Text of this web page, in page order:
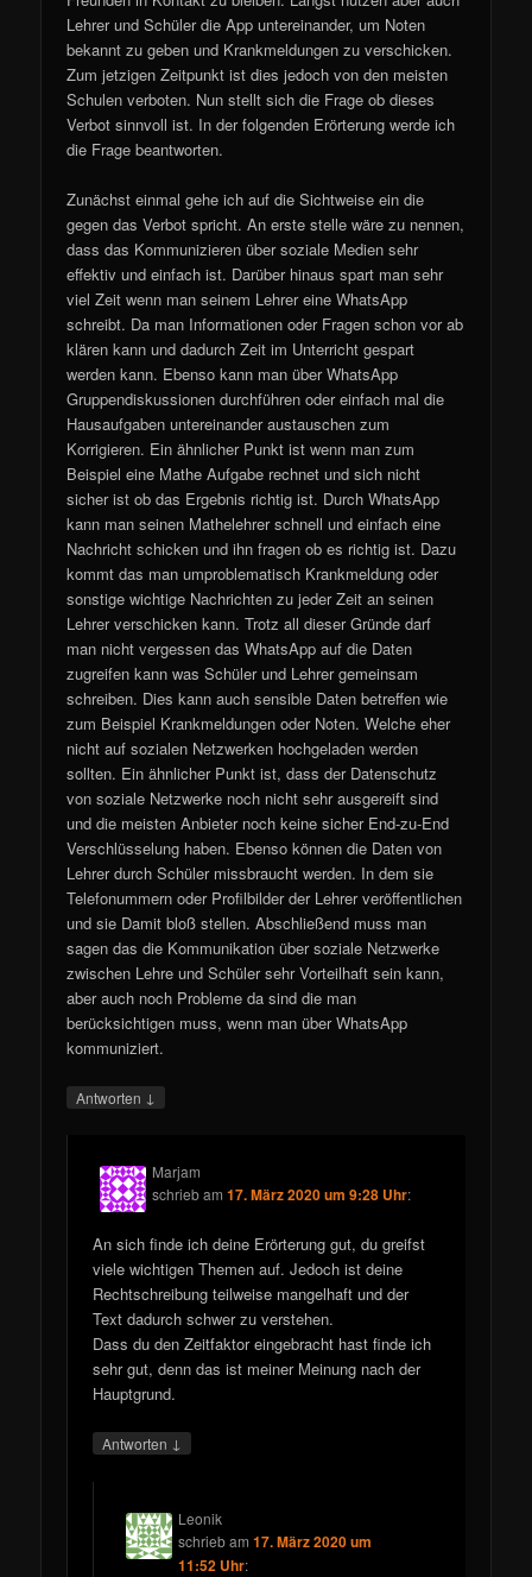
Lehrer und Schüler die App untereinander, um Noten
bekannt zu geben und Krankmeldungen zu verschicken.
Zum jetzigen Zeitpunkt ist dies jedoch von den meisten
Schulen verboten. Nun stellt sich die Frage ob dieses
Verbot sinnvoll ist. In der folgenden Erörterung werde ich
die Frage beantworten.
Zunächst einmal gehe ich auf die Sichtweise ein die
gegen das Verbot spricht. An erste stelle wäre zu nennen,
dass das Kommunizieren über soziale Medien sehr
effektiv und einfach ist. Darüber hinaus spart man sehr
viel Zeit wenn man seinem Lehrer eine WhatsApp
schreibt. Da man Informationen oder Fragen schon vor ab
klären kann und dadurch Zeit im Unterricht gespart
werden kann. Ebenso kann man über WhatsApp
Gruppendiskussionen durchführen oder einfach mal die
Hausaufgaben untereinander austauschen zum
Korrigieren. Ein ähnlicher Punkt ist wenn man zum
Beispiel eine Mathe Aufgabe rechnet und sich nicht
sicher ist ob das Ergebnis richtig ist. Durch WhatsApp
kann man seinen Mathelehrer schnell und einfach eine
Nachricht schicken und ihn fragen ob es richtig ist. Dazu
kommt das man umproblematisch Krankmeldung oder
sonstige wichtige Nachrichten zu jeder Zeit an seinen
Lehrer verschicken kann. Trotz all dieser Gründe darf
man nicht vergessen das WhatsApp auf die Daten
zugreifen kann was Schüler und Lehrer gemeinsam
schreiben. Dies kann auch sensible Daten betreffen wie
zum Beispiel Krankmeldungen oder Noten. Welche eher
nicht auf sozialen Netzwerken hochgeladen werden
sollten. Ein ähnlicher Punkt ist, dass der Datenschutz
von soziale Netzwerke noch nicht sehr ausgereift sind
und die meisten Anbieter noch keine sicher End-zu-End
Verschlüsselung haben. Ebenso können die Daten von
Lehrer durch Schüler missbraucht werden. In dem sie
Telefonummern oder Profilbilder der Lehrer veröffentlichen
und sie Damit bloß stellen. Abschließend muss man
sagen das die Kommunikation über soziale Netzwerke
zwischen Lehre und Schüler sehr Vorteilhaft sein kann,
aber auch noch Probleme da sind die man
berücksichtigen muss, wenn man über WhatsApp
kommuniziert.
Antworten ↓
Marjam
schriebam17. März 2020 um 9:28 Uhr:
An sich finde ich deine Erörterung gut, du greifst
viele wichtigen Themen auf. Jedoch ist deine
Rechtschreibung teilweise mangelhaft und der
Text dadurch schwer zu verstehen.
Dass du den Zeitfaktor eingebracht hast finde ich
sehr gut, denn das ist meiner Meinung nach der
Hauptgrund.
Antworten ↓
Leonik
schriebam17. März 2020 um
11:52 Uhr: